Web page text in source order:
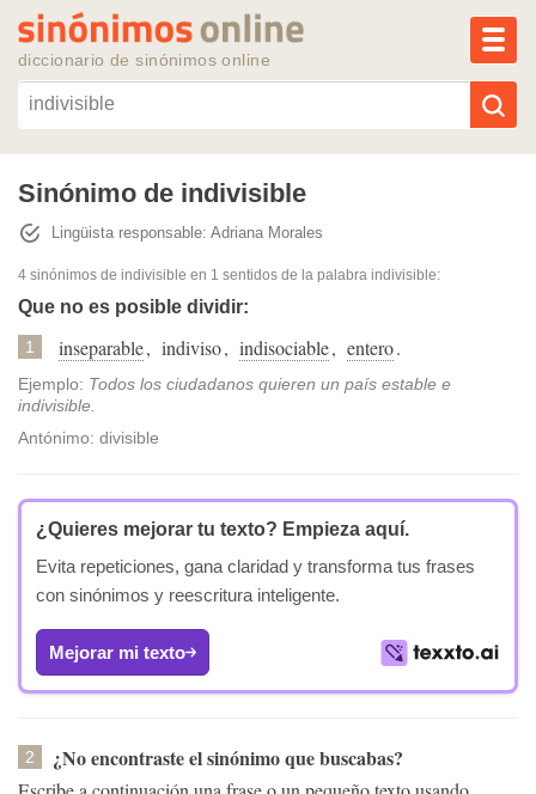
diccionario de sinónimos online
Reescribir texto con IA
Sinónimos populares
Temas populares
Temas recientes
Sinónimo de indivisible
Lingüista responsable: Adriana Morales
4 sinónimos de indivisible en 1 sentidos de la palabra indivisible:
Que no es posible dividir:
1 inseparable, indiviso, indisociable, entero.
Ejemplo: Todos los ciudadanos quieren un país estable e
indivisible.
Antónimo: divisible
¿Quieres mejorar tu texto? Empieza aquí.
Evita repeticiones, gana claridad y transforma tus frases
con sinónimos y reescritura inteligente.
Mejorar mi texto
2 ¿No encontraste el sinónimo que buscabas?